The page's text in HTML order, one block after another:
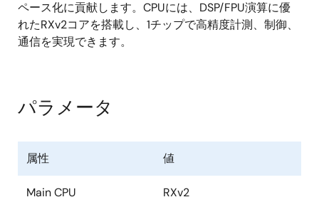
ペース化に貢献します。CPUには、DSP/FPU演算に優
れたRXv2コアを搭載し、1チップで高精度計測、制御、
通信を実現できます。
パラメータ
属性 値
Main CPU RXv2